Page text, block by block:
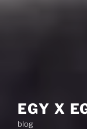
EGY X
blog